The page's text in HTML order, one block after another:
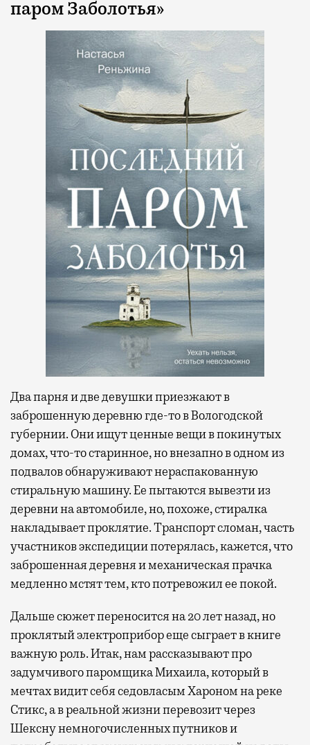
паром Заболотья»
Два парня и две девушки приезжают в
заброшенную деревню где-то в Вологодской
губернии. Они ищут ценные вещи в покинутых
домах, что-то старинное, но внезапно в одном из
подвалов обнаруживают нераспакованную
стиральную машину. Ее пытаются вывезти из
деревни на автомобиле, но, похоже, стиралка
накладывает проклятие. Транспорт сломан, часть
участников экспедиции потерялась, кажется, что
заброшенная деревня и механическая прачка
медленно мстят тем, кто потревожил ее покой.
Дальше сюжет переносится на 20 лет назад, но
проклятый электроприбор еще сыграет в книге
важную роль. Итак, нам рассказывают про
задумчивого паромщика Михаила, который в
мечтах видит себя седовласым Хароном на реке
Стикс, а в реальной жизни перевозит через
Шексну немногочисленных путников и